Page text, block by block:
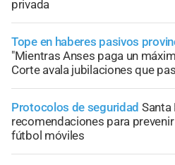
privada
Tope en haberes pasivos
"Mientras Anses paga un
Corte avala jubilaciones que
Protocolos de seguridad Santa
recomendaciones para
fútbol móviles